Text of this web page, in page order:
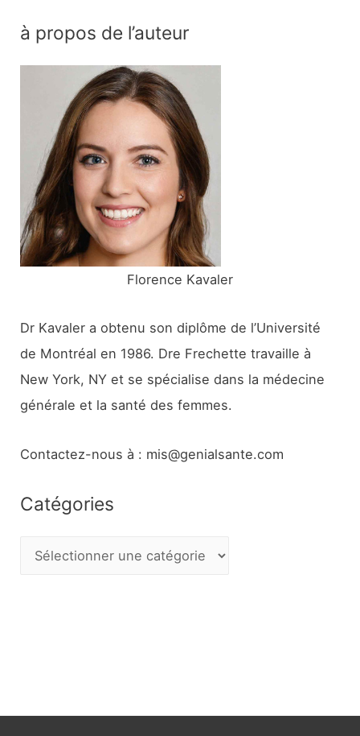
h
:
à propos de l’auteur
Florence Kavaler
Dr Kavaler a obtenu son diplôme de l’Université
de Montréal en 1986. Dre Frechette travaille à
New York, NY et se spécialise dans la médecine
générale et la santé des femmes.
Contactez-nous à : mis@genialsante.com
Catégories